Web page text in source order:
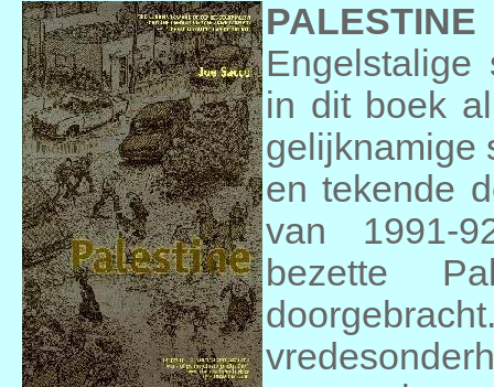
PALESTINE
Engelstalige
in dit boek
gelijknamige
en tekende
van 1991-
bezette